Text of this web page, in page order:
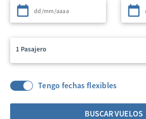
Partida Regreso
1 Pasajero
Tengo fechas flexibles
BUSCAR VUELOS